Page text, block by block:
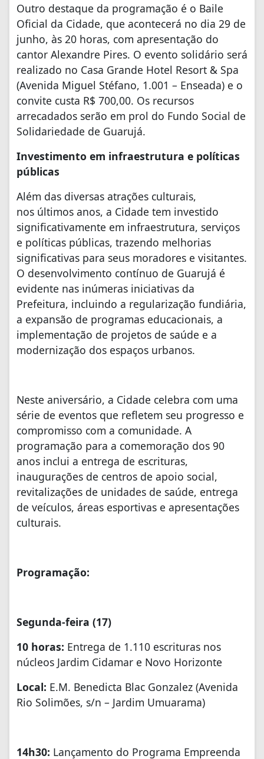
Outro destaque da programação é o Baile
Oficial da Cidade, que acontecerá no dia 29 de
junho, às 20 horas, com apresentação do
cantor Alexandre Pires. O evento solidário será
realizado no Casa Grande Hotel Resort & Spa
(Avenida Miguel Stéfano, 1.001 – Enseada) e o
convite custa R$ 700,00. Os recursos
arrecadados serão em prol do Fundo Social de
Solidariedade de Guarujá.
Investimento em infraestrutura e políticas
públicas
Além das diversas atrações culturais,
nos últimos anos, a Cidade tem investido
significativamente em infraestrutura, serviços
e políticas públicas, trazendo melhorias
significativas para seus moradores e visitantes.
O desenvolvimento contínuo de Guarujá é
evidente nas inúmeras iniciativas da
Prefeitura, incluindo a regularização fundiária,
a expansão de programas educacionais, a
implementação de projetos de saúde e a
modernização dos espaços urbanos.
Neste aniversário, a Cidade celebra com uma
série de eventos que refletem seu progresso e
compromisso com a comunidade. A
programação para a comemoração dos 90
anos inclui a entrega de escrituras,
inaugurações de centros de apoio social,
revitalizações de unidades de saúde, entrega
de veículos, áreas esportivas e apresentações
culturais.
Programação:
Segunda-feira (17)
10 horas: Entrega de 1.110 escrituras nos
núcleos Jardim Cidamar e Novo Horizonte
Local: E.M. Benedicta Blac Gonzalez (Avenida
Rio Solimões, s/n – Jardim Umuarama)
14h30: Lançamento do Programa Empreenda